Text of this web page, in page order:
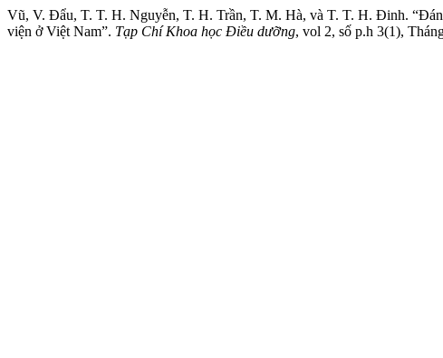
Vũ, V. Đẩu, T. T. H. Nguyễn, T. H. Trần, T. M. Hà, và T. T. H. Đinh.
viện ở Việt Nam”. Tạp Chí Khoa học Điều dưỡng, vol 2, số p.h 3(1),